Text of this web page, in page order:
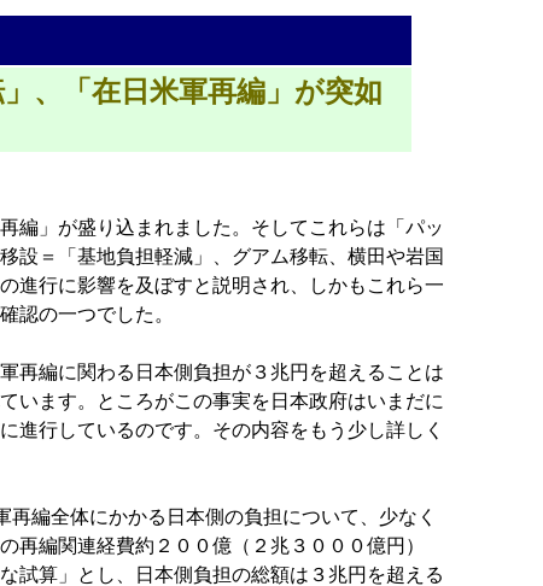
、「在日米軍再編」が突如
編」が盛り込まれました。そしてこれらは「パッ
設＝「基地負担軽減」、グアム移転、横田や岩国
進行に影響を及ぼすと説明され、しかもこれら一
認の一つでした。
再編に関わる日本側負担が３兆円を超えることは
います。ところがこの事実を日本政府はいまだに
進行しているのです。その内容をもう少し詳しく
編全体にかかる日本側の負担について、少なく
編関連経費約２００億（２兆３０００億円）
試算」とし、日本側負担の総額は３兆円を超える